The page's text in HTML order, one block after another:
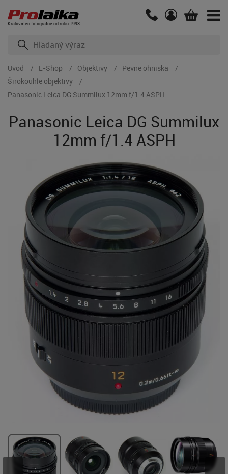
Kráľovstvo fotografov od roku 1993
Úvod E-Shop Objektívy
Pevné ohniská
Širokouhlé objektívy
Panasonic Leica DG Summilux 12mm f/1.4 ASPH
Panasonic Leica DG Summilux
12mm f/1.4 ASPH